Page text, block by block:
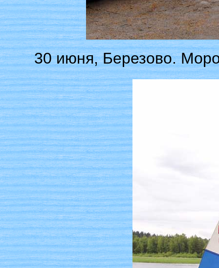
30 июня, Березово.